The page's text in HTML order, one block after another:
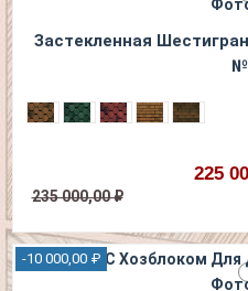
Застекленная
№
225
235 000,00 ₽
-10 000,00 ₽